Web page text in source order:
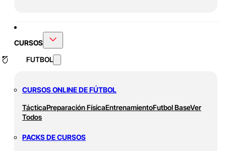
CURSOS
FUTBOL
CURSOS ONLINE DE FÚTBOL
TácticaPreparación FísicaEntrenamientoFutbol BaseVer
Todos
PACKS DE CURSOS